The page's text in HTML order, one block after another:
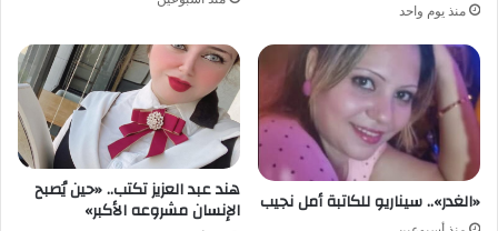
منذ يوم واحد
«الغدر».. سيناريو للكاتبة أمل نجيب هند عبد العزيز تكتب.. «حين يُصبح
الإنسان مشروعه الأكبر»